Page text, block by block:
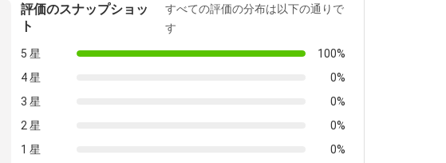
評価のスナップショッ
ト
すべての評価の分布は以下の通りで
す
5 星
100%
4 星
0%
3 星
0%
2 星
0%
1 星
0%